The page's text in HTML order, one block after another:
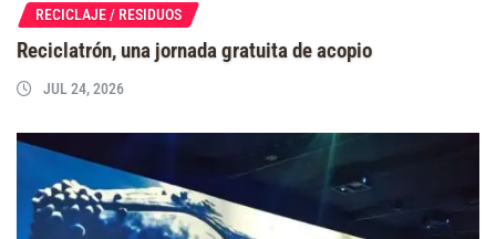
RECICLAJE / RESIDUOS
Reciclatrón, una jornada gratuita de acopio
JUL 24, 2026